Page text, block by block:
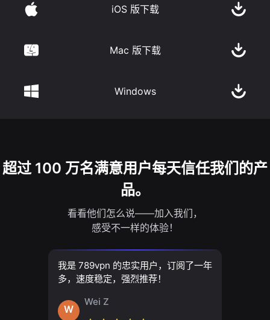
iOS 版下载
Mac 版下载
Windows
超过 100 万名满意用户每天信任我们的产
品。
看看他们怎么说——加入我们，
感受不一样的体验！
我是 789vpn 的忠实用户，订阅了一年
多，速度稳定，强烈推荐！
W
Wei Z